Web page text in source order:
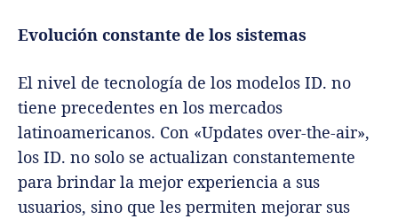
Evolución constante de los sistemas
El nivel de tecnología de los modelos ID. no
tiene precedentes en los mercados
latinoamericanos. Con «Updates over-the-air»,
los ID. no solo se actualizan constantemente
para brindar la mejor experiencia a sus
usuarios, sino que les permiten mejorar sus